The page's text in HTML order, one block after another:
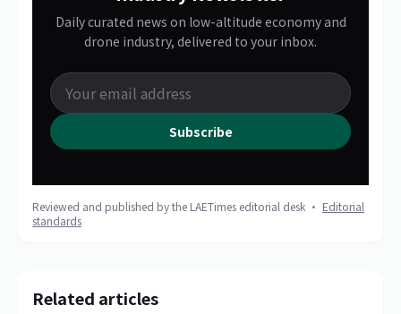
Daily curated news on low-altitude economy and
drone industry, delivered to your inbox.
Subscribe
Reviewed and published by the LAETimes editorial desk · Editorial
standards
Related articles